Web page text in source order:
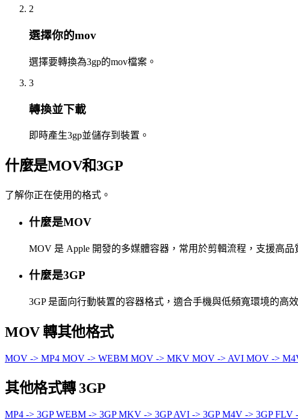
2
選擇你的mov
選擇要轉換為3gp的mov檔案。
3
轉換並下載
即時產生3gp並儲存到裝置。
什麼是MOV和3GP
了解你正在使用的格式。
什麼是MOV
MOV 是 Apple 開發的多媒體容器，常用於剪輯流程，支援高品
什麼是3GP
3GP 是面向行動裝置的容器格式，適合手機與低頻寬環境的高
MOV 轉其他格式
MOV -> MP4 MOV -> WEBM MOV -> MKV MOV -> AVI MOV ->
其他格式轉 3GP
MP4 -> 3GPWEBM -> 3GPMKV -> 3GPAVI -> 3GPM4V -> 3GPFLV